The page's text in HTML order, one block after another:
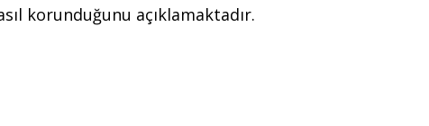
korunduğunu açıklamaktadır.